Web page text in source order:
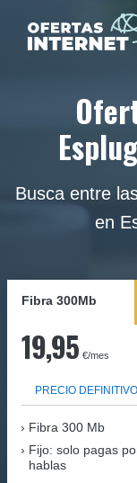
Busca entre
en
Fibra 300Mb
19,95 €/mes
PRECIO DEFINITIVO
Fibra 300 Mb
Fijo: solo pagas
hablas